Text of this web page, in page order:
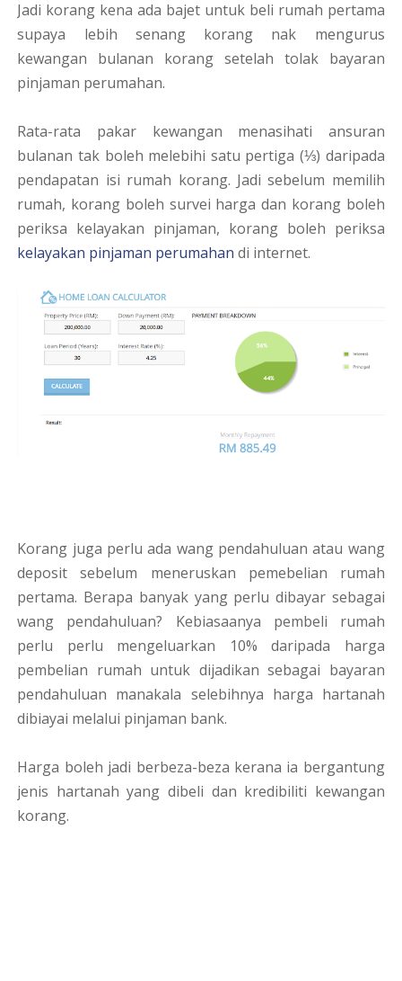
Jadi korang kena ada bajet untuk beli rumah pertama
supaya lebih senang korang nak mengurus
kewangan bulanan korang setelah tolak bayaran
pinjaman perumahan.
Rata-rata pakar kewangan menasihati ansuran
bulanan tak boleh melebihi satu pertiga (⅓) daripada
pendapatan isi rumah korang. Jadi sebelum memilih
rumah, korang boleh survei harga dan korang boleh
periksa kelayakan pinjaman, korang boleh periksa
kelayakan pinjaman perumahan di internet.
Korang juga perlu ada wang pendahuluan atau wang
deposit sebelum meneruskan pemebelian rumah
pertama. Berapa banyak yang perlu dibayar sebagai
wang pendahuluan? Kebiasaanya pembeli rumah
perlu perlu mengeluarkan 10% daripada harga
pembelian rumah untuk dijadikan sebagai bayaran
pendahuluan manakala selebihnya harga hartanah
dibiayai melalui pinjaman bank.
Harga boleh jadi berbeza-beza kerana ia bergantung
jenis hartanah yang dibeli dan kredibiliti kewangan
korang.